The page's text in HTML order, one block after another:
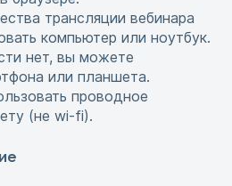
трансляции вебинара
компьютер или ноутбук.
нет, вы можете
или планшета.
проводное
(не wi-fi).